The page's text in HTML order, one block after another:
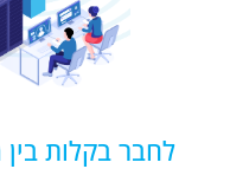
לחבר בקלות בין